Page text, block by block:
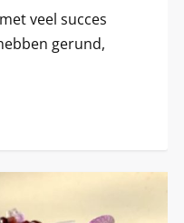
veel succes
gerund,